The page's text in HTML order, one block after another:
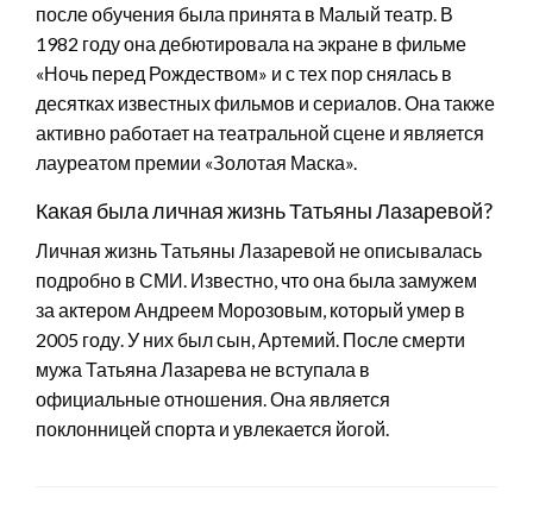
после обучения была принята в Малый театр. В
1982 году она дебютировала на экране в фильме
«Ночь перед Рождеством» и с тех пор снялась в
десятках известных фильмов и сериалов. Она также
активно работает на театральной сцене и является
лауреатом премии «Золотая Маска».
Какая была личная жизнь Татьяны Лазаревой?
Личная жизнь Татьяны Лазаревой не описывалась
подробно в СМИ. Известно, что она была замужем
за актером Андреем Морозовым, который умер в
2005 году. У них был сын, Артемий. После смерти
мужа Татьяна Лазарева не вступала в
официальные отношения. Она является
поклонницей спорта и увлекается йогой.